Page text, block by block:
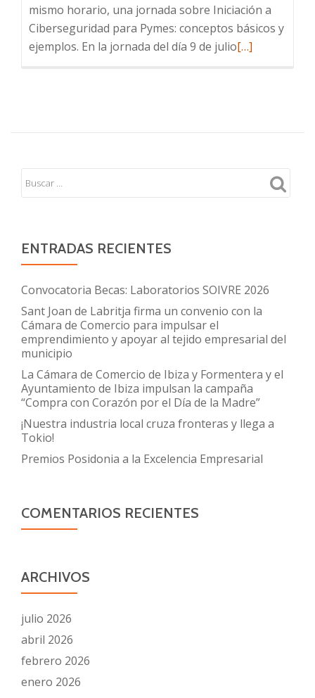
mismo horario, una jornada sobre Iniciación a
Ciberseguridad para Pymes: conceptos básicos y
ejemplos. En la jornada del día 9 de julioLeer
AceleraPyme
y
Formentera
[…]
ENTRADAS RECIENTES
Convocatoria Becas: Laboratorios SOIVRE 2026
Sant Joan de Labritja firma un convenio con la
Cámara de Comercio para impulsar el
emprendimiento y apoyar al tejido empresarial del
municipio
La Cámara de Comercio de Ibiza y Formentera y el
Ayuntamiento de Ibiza impulsan la campaña
“Compra con Corazón por el Día de la Madre”
¡Nuestra industria local cruza fronteras y llega a
Tokio!
Premios Posidonia a la Excelencia Empresarial
COMENTARIOS RECIENTES
ARCHIVOS
julio 2026
abril 2026
febrero 2026
enero 2026